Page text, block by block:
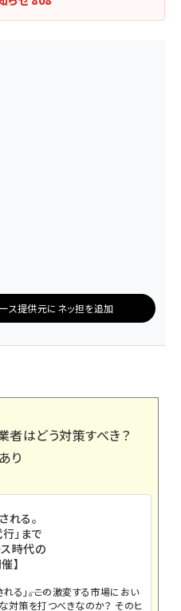
ス提供元にネッ担を追加
者はどう対策すべき？
り
れる。
」まで
ス時代の
】
る」――。この激変する市場におい
対策を打つべきなのか？ そのヒ